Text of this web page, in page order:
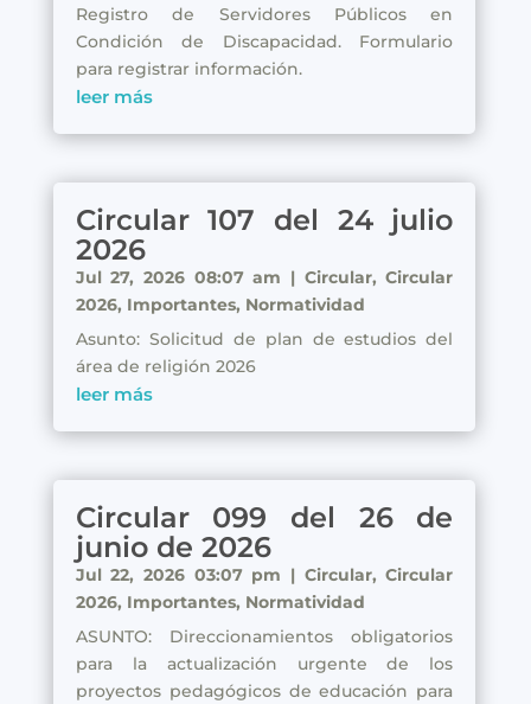
Registro de Servidores Públicos en
Condición de Discapacidad. Formulario
para registrar información.
leer más
Circular 107 del 24 julio
2026
Jul 27, 2026 08:07 am | Circular,Circular
2026, Importantes, Normatividad
Asunto: Solicitud de plan de estudios del
área de religión 2026
leer más
Circular 099 del 26 de
junio de 2026
Jul 22, 2026 03:07 pm | Circular,Circular
2026, Importantes, Normatividad
ASUNTO: Direccionamientos obligatorios
para la actualización urgente de los
proyectos pedagógicos de educación para